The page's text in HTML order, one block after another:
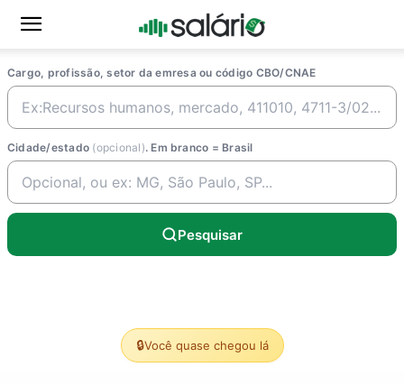
Cargo, profissão, setor da emresa ou código CBO/CNAE
Cidade/estado (opcional). Em branco = Brasil
Pesquisar
🔒Você quase chegou lá